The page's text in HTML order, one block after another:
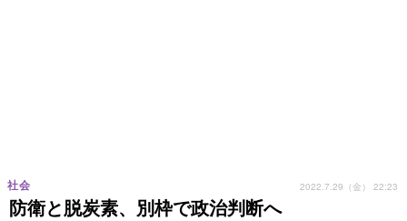
防衛と脱炭素、別枠で政治判断へ
社会 2022.7.29（金） 22:23